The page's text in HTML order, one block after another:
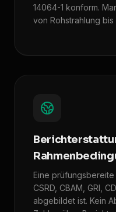
14064-1 konform.
von Rohstrahlung
Eine
CSRD, CBAM, GRI,
abgebildet ist. Kein